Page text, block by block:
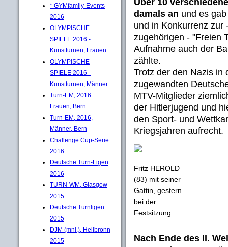
* GYMfamily-Events
2016
OLYMPISCHE
SPIELE 2016 -
Kunstturnen, Frauen
OLYMPISCHE
SPIELE 2016 -
Kunstturnen, Männer
Turn-EM, 2016
Frauen, Bern
Turn-EM, 2016,
Männer, Bern
Challenge Cup-Serie
2016
Deutsche Turn-Ligen
2016
TURN-WM, Glasgow
2015
Deutsche Turnligen
2015
DJM (mnl.), Heilbronn
2015
damals an und es
und in Konkurrenz zur
zugehörigen - "Freien
Aufnahme auch der
zählte.
Trotz der den Nazis in
zugewandten
MTV-Mitglieder
der Hitlerjugend und
den Sport- und
Kriegsjahren aufrecht.
Fritz HEROLD
(83) mit seiner
Gattin, gestern
bei der
Festsitzung
Nach Ende des II.